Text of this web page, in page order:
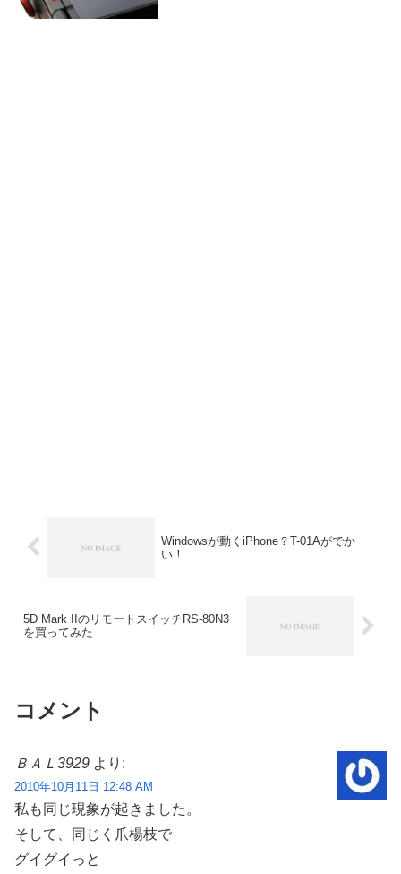
Windowsが動くiPhone？T-01Aがでか
い！
5D Mark IIのリモートスイッチRS-80N3
を買ってみた
コメント
ＢＡＬ3929 より:
2010年10月11日 12:48 AM
私も同じ現象が起きました。
そして、同じく爪楊枝で
グイグイっと